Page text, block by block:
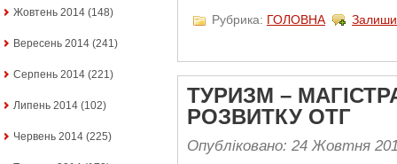
Жовтень 2014 (148)
Вересень 2014 (241)
Серпень 2014 (221)
Липень 2014 (102)
Червень 2014 (225)
Рубрика: ГОЛОВНА
ТУРИЗМ –
РОЗВИТКУ ОТГ
Опубліковано: 24 Жовтня